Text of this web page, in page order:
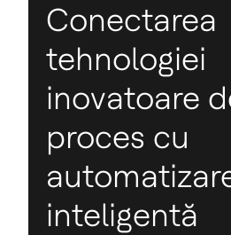
Conectarea
tehnologiei
inovatoare
proces cu
inteligentă